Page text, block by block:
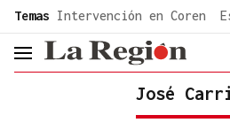
common.go-to-content
Temas Intervención en Coren
header.menu.open
José